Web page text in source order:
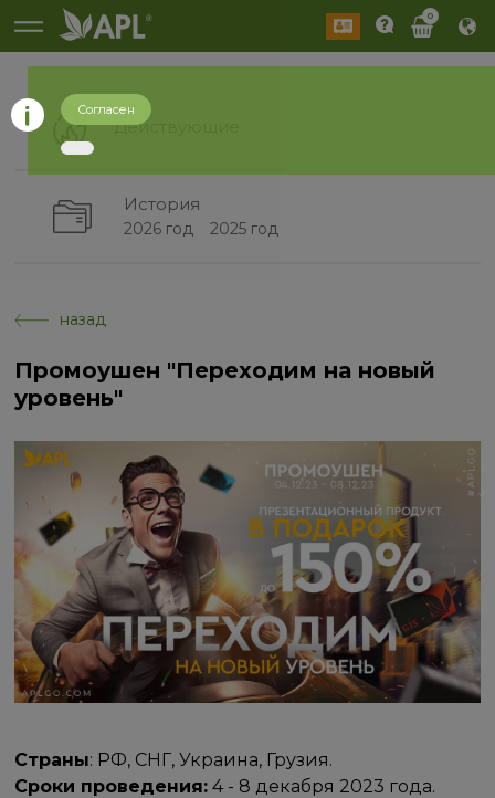
0
Действующие
История
2026 год 2025 год
назад
Промоушен "Переходим на новый
уровень"
Страны: РФ, СНГ, Украина, Грузия.
Сроки проведения: 4 - 8 декабря 2023 года.
Согласен